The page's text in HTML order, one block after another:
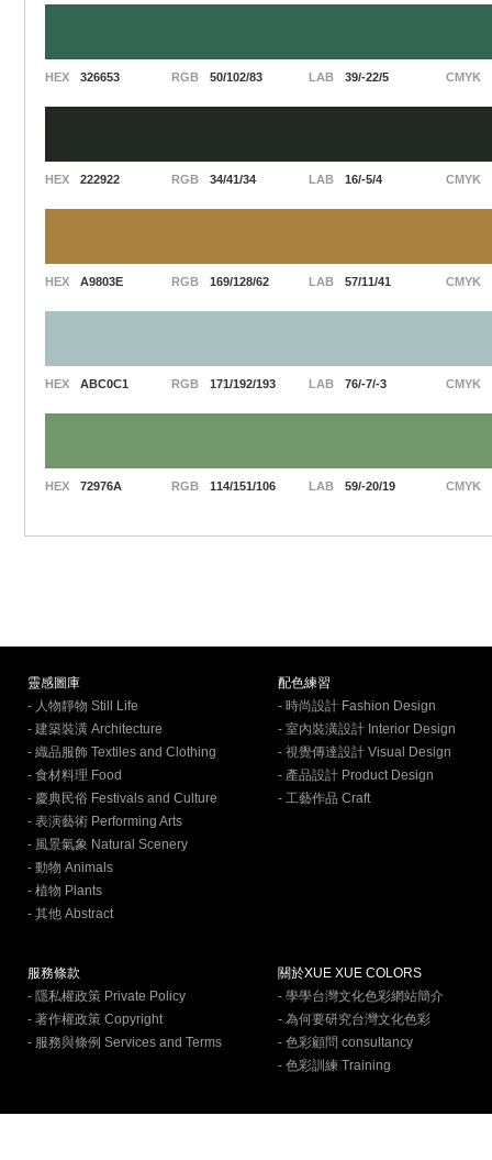
HEX 326653 RGB 50/102/83 LAB 39/-22/5 CMYK
HEX 222922 RGB 34/41/34 LAB 16/-5/4 CMYK
HEX A9803E RGB 169/128/62 LAB 57/11/41 CMYK
HEX ABC0C1 RGB 171/192/193 LAB 76/-7/-3 CMYK
HEX 72976A RGB 114/151/106 LAB 59/-20/19 CMYK
靈感圖庫
- 人物靜物 Still Life
- 建築裝潢 Architecture
- 織品服飾 Textiles and Clothing
- 食材料理 Food
- 慶典民俗 Festivals and Culture
- 表演藝術 Performing Arts
- 風景氣象 Natural Scenery
- 動物 Animals
- 植物 Plants
- 其他 Abstract
配色練習
- 時尚設計 Fashion Design
- 室內裝潢設計 Interior Design
- 視覺傳達設計 Visual Design
- 產品設計 Product Design
- 工藝作品 Craft
服務條款
- 隱私權政策 Private Policy
- 著作權政策 Copyright
- 服務與條例 Services and Terms
關於XUE XUE COLORS
- 學學台灣文化色彩網站簡介
- 為何要研究台灣文化色彩
- 色彩顧問 consultancy
- 色彩訓練 Training